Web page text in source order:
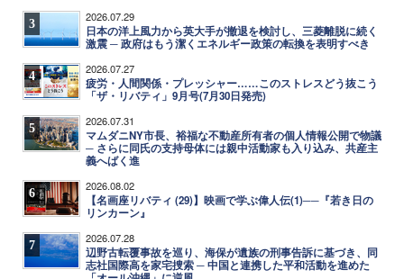
3 2026.07.29
日本の洋上風力から英大手が撤退を検討し、三菱離脱に続く
激震 ─ 政府はもう潔くエネルギー政策の転換を表明すべき
4 2026.07.27
疲労・人間関係・プレッシャー……このストレスどう抜こう
「ザ・リバティ」9月号(7月30日発売)
5 2026.07.31
マムダニNY市長、裕福な不動産所有者の個人情報公開で物議
─ さらに同氏の支持母体には親中活動家も入り込み、共産主
義へばく進
6 2026.08.02
【名画座リバティ (29)】映画で学ぶ偉人伝(1)──『若き日の
リンカーン』
7 2026.07.28
辺野古転覆事故を巡り、海保が遺族の刑事告訴に基づき、同
志社国際高を家宅捜索 ─ 中国と連携した平和活動を進めた